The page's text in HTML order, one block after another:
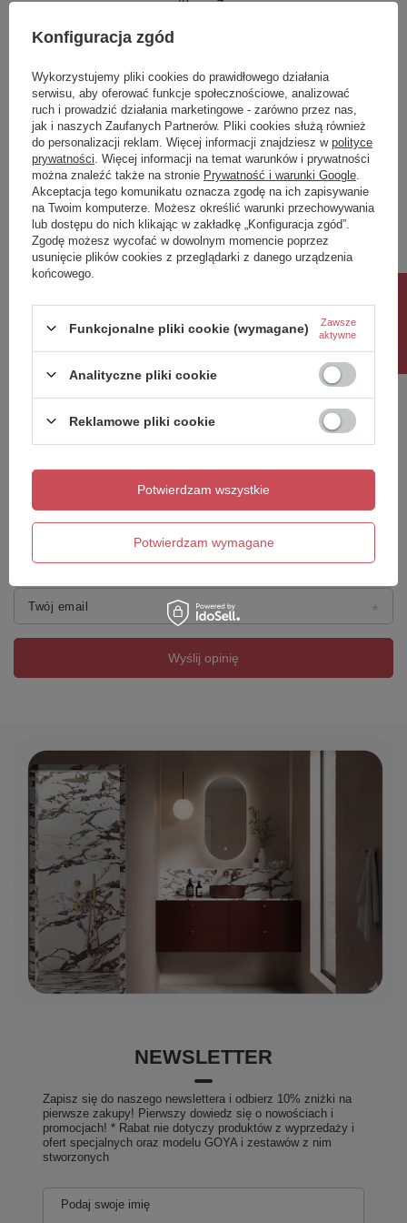
Klasa Energetyczna
Potrzebujesz pomocy? Masz pytania?
Zadaj pytanie a my odpowiemy niezwłocznie,
najciekawsze pytania i odpowiedzi publikując
dla innych.
Zadaj pytanie
Napisz swoją opinię
Treść twojej opinii
Twoje imię
Twój email
Wyślij opinię
NEWSLETTER
Zapisz się do naszego newslettera i odbierz 10% zniżki na
pierwsze zakupy! Pierwszy dowiedz się o nowościach i
promocjach! * Rabat nie dotyczy produktów z wyprzedaży i
ofert specjalnych oraz modelu GOYA i zestawów z nim
stworzonych
Podaj swoje imię
Konfiguracja zgód
Wykorzystujemy pliki cookies do prawidłowego działania
serwisu, aby oferować funkcje społecznościowe, analizować
ruch i prowadzić działania marketingowe - zarówno przez nas,
jak i naszych Zaufanych Partnerów. Pliki cookies służą również
do personalizacji reklam. Więcej informacji znajdziesz w polityce
prywatności . Więcej informacji na temat warunków i prywatności
można znaleźć także na stronie Prywatność i warunki Google
Akceptacja tego komunikatu oznacza zgodę na ich zapisywanie
na Twoim komputerze. Możesz określić warunki przechowywania
lub dostępu do nich klikając w zakładkę „Konfiguracja zgód”.
Zgodę możesz wycofać w dowolnym momencie poprzez
usunięcie plików cookies z przeglądarki z danego urządzenia
końcowego.
Funkcjonalne pliki cookie (wymagane)
Zawsze
aktywne
Analityczne pliki cookie
Reklamowe pliki cookie
Potwierdzam wymagane
Potwierdzam wszystkie